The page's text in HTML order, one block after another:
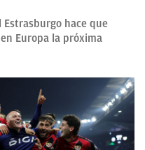
hace que
Europa la próxima